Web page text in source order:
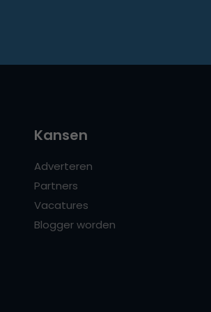
Kansen
Adverteren
Partners
Vacatures
Blogger worden